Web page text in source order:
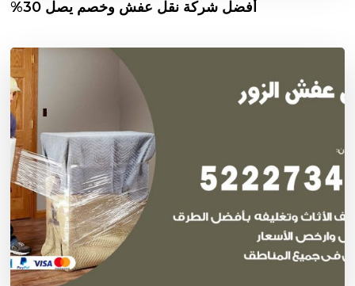
أفضل شركة نقل عفش وخصم يصل 30%